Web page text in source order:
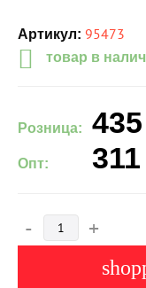
Артикул: 95473
товар в
Розница: 435
Опт: 311
- +